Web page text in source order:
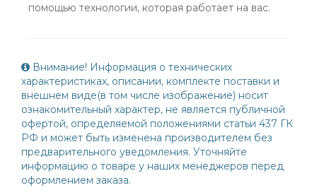
помощью технологии, которая работает на вас.
Внимание! Информация о технических
характеристиках, описании, комплекте поставки и
внешнем виде(в том числе изображение) носит
ознакомительный характер, не является публичной
офертой, определяемой положениями статьи 437 ГК
РФ и может быть изменена производителем без
предварительного уведомления. Уточняйте
информацию о товаре у наших менеджеров перед
оформлением заказа.